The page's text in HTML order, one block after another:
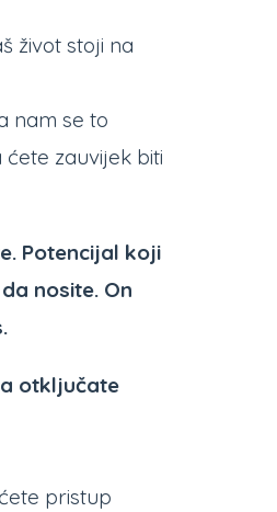
život stoji na
nam se to
ćete zauvijek biti
Potencijal koji
nosite. On
otključate
pristup